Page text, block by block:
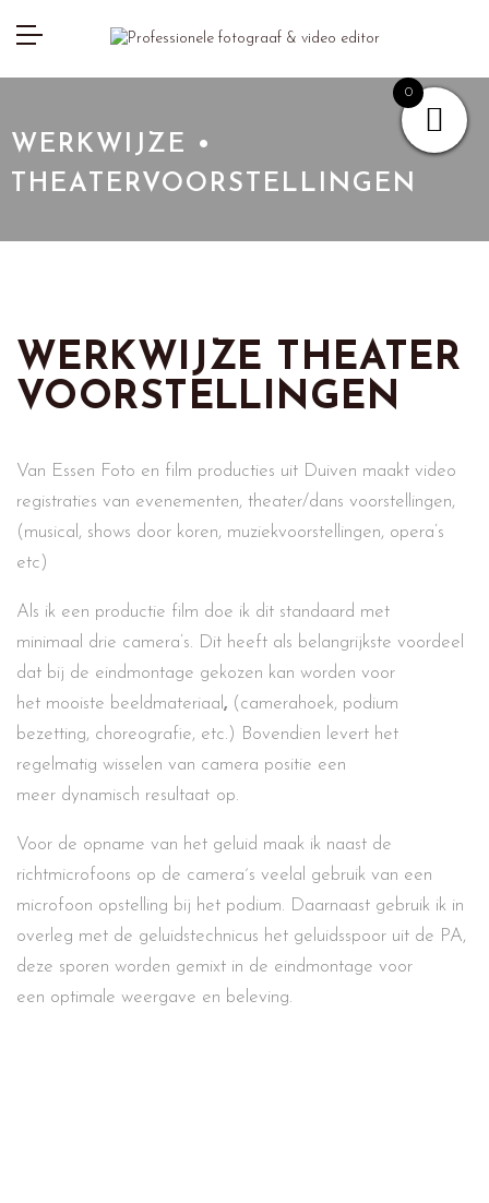
WERKWIJZE •
THEATERVOORSTELLINGEN
WERKWIJZE THEATER
VOORSTELLINGEN
Van Essen Foto en film producties uit Duiven maakt video
registraties van evenementen, theater/dans voorstellingen,
(musical, shows door koren, muziekvoorstellingen, opera’s
etc)
Als ik een productie film doe ik dit standaard met
minimaal drie camera’s. Dit heeft als belangrijkste voordeel
dat bij de eindmontage gekozen kan worden voor
het mooiste beeldmateriaal , (camerahoek, podium
bezetting, choreografie, etc.) Bovendien levert het
regelmatig wisselen van camera positie een
meer dynamisch resultaat op.
Voor de opname van het geluid maak ik naast de
richtmicrofoons op de camera´s veelal gebruik van een
microfoon opstelling bij het podium. Daarnaast gebruik ik in
overleg met de geluidstechnicus het geluidsspoor uit de PA,
deze sporen worden gemixt in de eindmontage voor
een optimale weergave en beleving.
0